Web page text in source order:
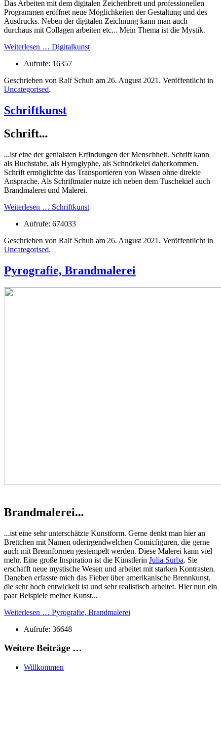
Das Arbeiten mit dem digitalen Zeichenbrett und professionellen
Programmen eröffnet neue Möglichkeiten der Gestaltung und des
Ausdrucks. Neben der digitalen Zeichnung kann man auch
durchaus mit Collagen arbeiten etc... Mein Thema ist die Mystik.
Weiterlesen … Digitalkunst
Aufrufe: 16357
Geschrieben von Ralf Schuh am 26. August 2021 . Veröffentlicht in
Uncategorised.
Schriftkunst
Schrift...
...ist eine der genialsten Erfindungen der Menschheit. Schrift kann
als Buchstabe, als Hyroglyphe, als Schnörkelei daherkommen.
Schrift ermöglichte das Transportieren von Wissen ohne direkte
Ansprache. Als Schriftmaler nutze ich neben dem Tuschekiel auch
Brandmalerei und Malerei.
Weiterlesen … Schriftkunst
Aufrufe: 674033
Geschrieben von Ralf Schuh am 26. August 2021 . Veröffentlicht in
Uncategorised.
Pyrografie, Brandmalerei
Brandmalerei...
...ist eine sehr unterschätzte Kunstform. Gerne denkt man hier an
Brettchen mit Namen oderirgendwelchen Comicfiguren, die gerne
auch mit Brennformen gestempelt werden. Diese Malerei kann viel
mehr. Eine große Inspiration ist die Künstlerin Julia Surba. Sie
erschafft neue mystische Wesen und arbeitet mit starken Kontrasten.
Daneben erfasste mich das Fieber über amerikanische Brennkunst,
die sehr hoch entwickelt ist und sehr realistisch arbeitet. Hier nun ein
paar Beispiele meiner Kunst...
Weiterlesen … Pyrografie, Brandmalerei
Aufrufe: 36648
Weitere Beiträge …
Willkommen